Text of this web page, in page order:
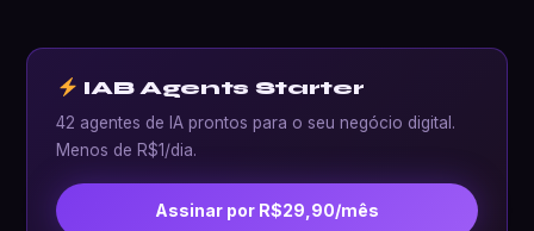
IAB Agents Starter
42 agentes de IA prontos para o seu negócio digital.
Menos de R$1/dia.
Assinar por R$29,90/mês